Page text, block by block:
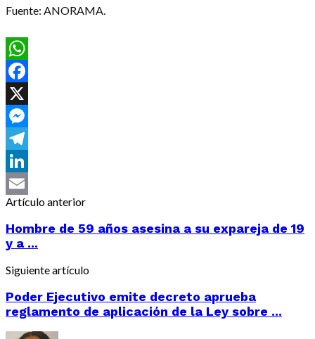
Fuente: ANORAMA.
WhatsApp
Facebook
X
Messenger
Telegram
LinkedIn
Email
Artículo anterior
Hombre de 59 años asesina a su expareja de 19
y a ...
Siguiente artículo
Poder Ejecutivo emite decreto aprueba
reglamento de aplicación de la Ley sobre ...